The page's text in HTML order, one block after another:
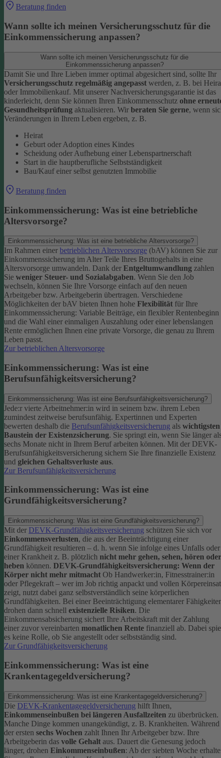
Beratung finden
Wann sollte ich meinen Versicherungsschutz für die
Einkommenssicherung anpassen?
Wann sollte ich meinen Versicherungsschutz für die
Einkommenssicherung anpassen?
Damit Sie und Ihre Lieben immer optimal abgesichert sind, sollte Ihr
Versicherungsschutz regelmäßig angepasst werden, z. B. bei
oder Immobilienkauf. Mit unserer Nachversicherungsgarantie ist das
kinderleicht, denn Sie können Ihren Einkommensschutz ohne
Gesundheitsprüfung aktualisieren. Wir beraten Sie gerne, wenn
Veränderungen in Ihrem Leben ergeben, z. B.
Heirat
Geburt oder Adoption eines Kindes
Scheidung oder Aufhebung einer Lebenspartnerschaft
Start in die hauptberufliche Selbstständigkeit
Bau/Kauf einer selbst genutzten Immobilie
Beratung finden
Einkommenssicherung: Was ist eine betriebliche
Altersvorsorge?
Einkommenssicherung: Was ist eine betriebliche Altersvorsorge?
Im Rahmen einer betrieblichen Altersvorsorge (bAV) können Sie zur
Einkommenssicherung im Alter Teile Ihres Bruttogehalts in eine
Altersvorsorge umwandeln. Dank der Entgeltumwandlung zahlen
Sie weniger Steuer- und Sozialabgaben. Wenn Sie den Job
wechseln, können Sie Ihre Vorsorge einfach auf den neuen
Arbeitgeber bzw. Arbeitgeberin übertragen. Verschiedene
Möglichkeiten der bAV bieten Ihnen hohe Flexibilität für Ihre
Einkommenssicherung: Variable Beiträge, ein flexibler Rentenbeginn
und die Wahl einer einmaligen Auszahlung oder einer lebenslangen
Rente ermöglichen Ihnen eine private Vorsorge, die genau zu Ihrem
Leben passt.
Zur betrieblichen Altersvorsorge
Einkommenssicherung: Was ist eine
Berufsunfähigkeitsversicherung?
Einkommenssicherung: Was ist eine Berufsunfähigkeitsversicherung?
Jede:r vierte Arbeitnehmer:in wird in seinem bzw. ihrem Leben
zumindest zeitweise berufsunfähig. Expertinnen und Experten
bewerten deshalb die Berufsunfähigkeitsversicherung als wichtigsten
Baustein der Existenzsicherung. Sie springt ein, wenn Sie länger
sechs Monate nicht in Ihrem Beruf arbeiten können. Mit der DEVK-
Berufsunfähigkeitsversicherung sichern Sie Ihre finanzielle Existenz
und gleichen Gehaltsverluste aus.
Zur Berufsunfähigkeitsversicherung
Einkommenssicherung: Was ist eine
Grundfähigkeitsversicherung?
Einkommenssicherung: Was ist eine Grundfähigkeitsversicherung?
Mit der DEVK-Grundfähigkeitsversicherung schützen Sie sich vor
Einkommensverlusten, die aus der Beeinträchtigung einer
Grundfähigkeit resultieren – d. h. wenn Sie infolge eines Unfalls oder
einer Krankheit z. B. plötzlich nicht mehr gehen, sehen, hören oder
heben können. DEVK-Grundfähigkeitsversicherung: Wenn der
Körper nicht mehr mitmacht Ob Handwerker:in, Fitnesstrainer:in
oder Pflegekraft – wer im Job richtig anpackt und vollen
zeigt, nutzt dabei ganz selbstverständlich seine körperlichen
Grundfähigkeiten. Bei einer Beeinträchtigung elementarer
drohen dann schnell existenzielle Risiken. Die
Einkommensabsicherung sichert Ihre Arbeitskraft mit der Zahlung
einer zuvor vereinbarten monatlichen Rente finanziell ab. Dabei
es keine Rolle, ob Sie angestellt oder selbstständig sind.
Zur Grundfähigkeitsversicherung
Einkommenssicherung: Was ist eine
Krankentagegeldversicherung?
Einkommenssicherung: Was ist eine Krankentagegeldversicherung?
Die DEVK-Krankentagegeldversicherung hilft Ihnen,
Einkommenseinbußen bei längeren Ausfallzeiten zu überbrücken.
Manche Dinge kommen unangekündigt, z. B. Krankheiten. Während
der ersten sechs Wochen zahlt Ihnen Ihr Arbeitgeber bzw. Ihre
Arbeitgeberin das volle Gehalt aus. Dauert die Genesung jedoch
länger, drohen Einkommenseinbußen: Ab der siebten Woche